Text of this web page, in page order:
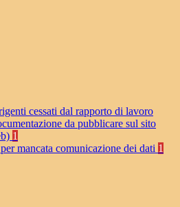
cessati dal rapporto di lavoro
da pubblicare sul sito
1
mancata comunicazione dei dati 1